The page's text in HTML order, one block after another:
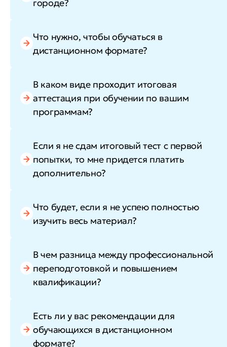
городе?
Что нужно, чтобы обучаться в
дистанционном формате?
В каком виде проходит итоговая
аттестация при обучении по вашим
программам?
Если я не сдам итоговый тест с первой
попытки, то мне придется платить
дополнительно?
Что будет, если я не успею полностью
изучить весь материал?
В чем разница между профессиональной
переподготовкой и повышением
квалификации?
Есть ли у вас рекомендации для
обучающихся в дистанционном
формате?